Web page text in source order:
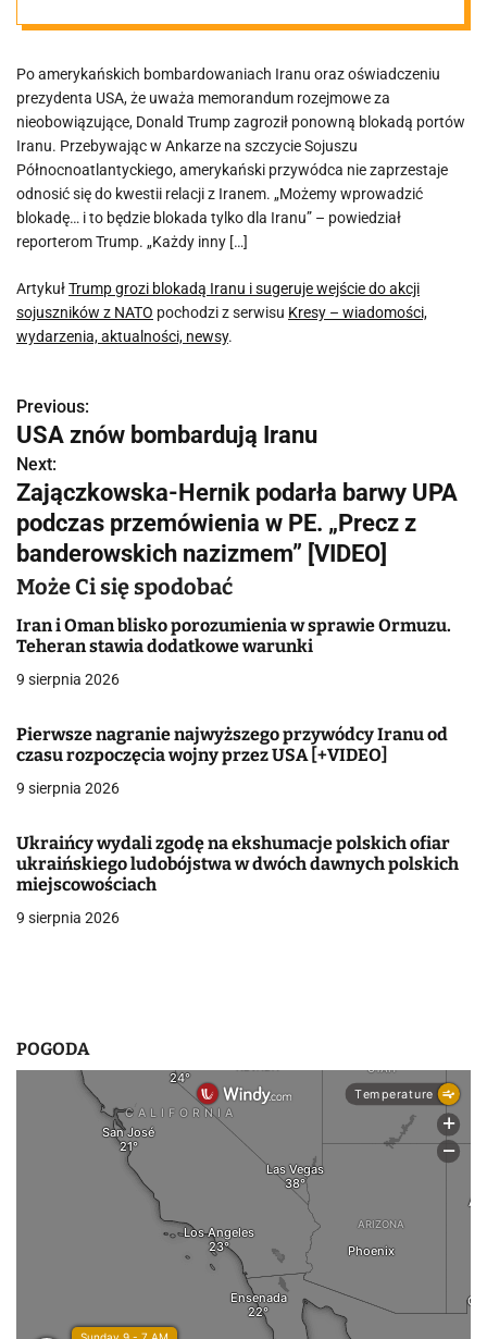
sojuszników z
NATO
Po amerykańskich bombardowaniach Iranu oraz oświadczeniu
prezydenta USA, że uważa memorandum rozejmowe za
nieobowiązujące, Donald Trump zagroził ponowną blokadą portów
Iranu. Przebywając w Ankarze na szczycie Sojuszu
Północnoatlantyckiego, amerykański przywódca nie zaprzestaje
odnosić się do kwestii relacji z Iranem. „Możemy wprowadzić
blokadę… i to będzie blokada tylko dla Iranu” – powiedział
reporterom Trump. „Każdy inny […]
ArtykułTrump grozi blokadą Iranu i sugeruje wejście do akcji
sojuszników z NATO pochodzi z serwisu Kresy – wiadomości,
wydarzenia, aktualności, newsy.
N
a
w
i
g
a
c
a
w
i
s
Previous:
USA znów bombardują Iranu
Next:
Zajączkowska-Hernik podarła barwy UPA
podczas przemówienia w PE. „Precz z
banderowskich nazizmem” [VIDEO]
Może Ci się spodobać
Iran i Oman blisko porozumienia w sprawie Ormuzu.
Teheran stawia dodatkowe warunki
9 sierpnia 2026
Pierwsze nagranie najwyższego przywódcy Iranu od
czasu rozpoczęcia wojny przez USA [+VIDEO]
9 sierpnia 2026
Ukraińcy wydali zgodę na ekshumacje polskich ofiar
ukraińskiego ludobójstwa w dwóch dawnych polskich
miejscowościach
9 sierpnia 2026
POGODA